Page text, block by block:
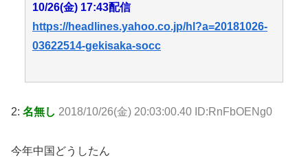
10/26(金) 17:43配信
https://headlines.yahoo.co.jp/hl?a=20181026-
03622514-gekisaka-socc
2: 名無し 2018/10/26(金) 20:03:00.40 ID:RnFbOENg0
今年中国どうしたん